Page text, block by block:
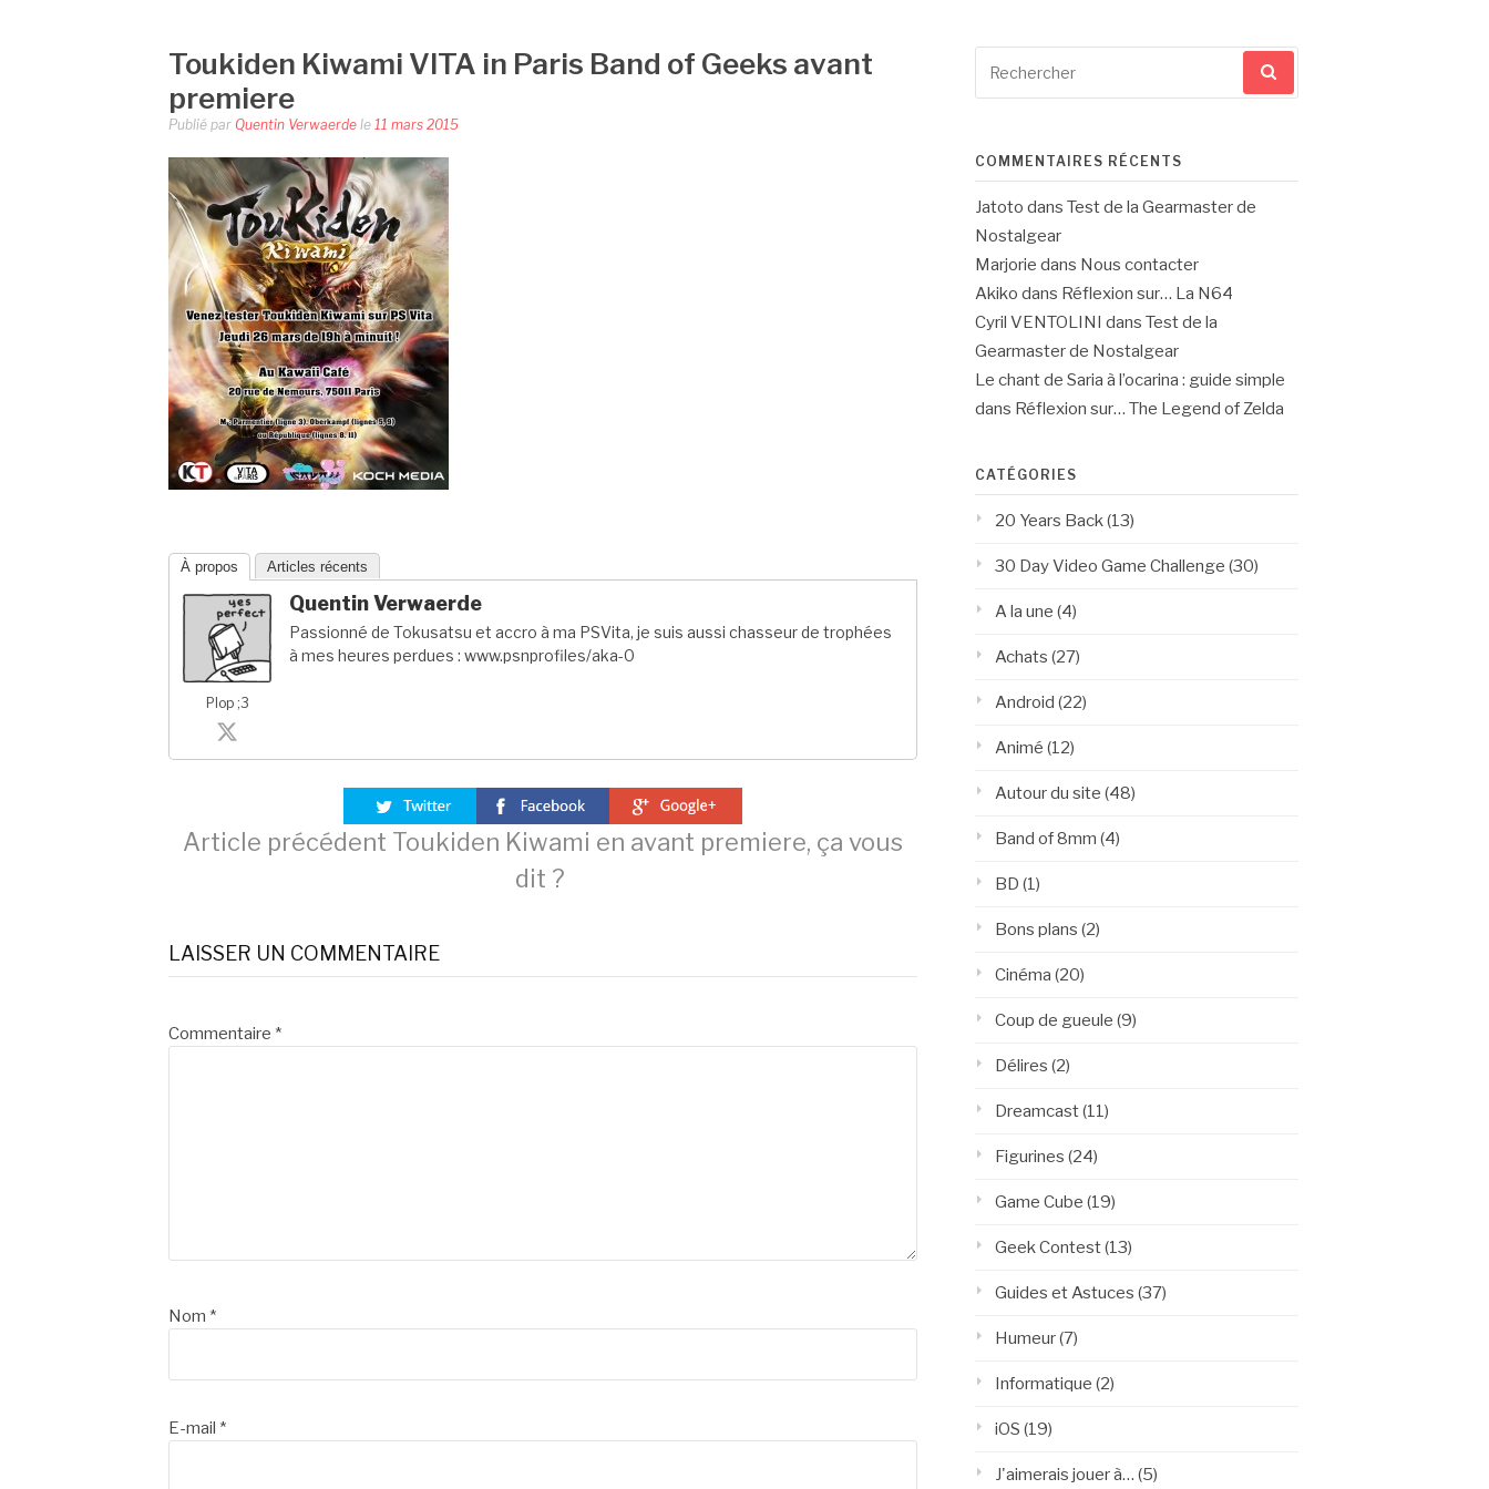
Toukiden Kiwami VITA in Paris Band of Geeks avant
premiere
Publié par Quentin Verwaerde le 11 mars 2015
À propos Articles récents
Plop ;3
Quentin Verwaerde
Passionné de Tokusatsu et accro à ma PSVita, je suis aussi chasseur de trophées
à mes heures perdues : www.psnprofiles/aka-0
Lire
la
suite
Article précédent Toukiden Kiwami en avant premiere, ça vous
dit ?
LAISSER UN COMMENTAIRE
Commentaire *
Nom *
E-mail *
pour
COMMENTAIRES RÉCENTS
Jatoto dans Test de la Gearmaster de
Nostalgear
Marjorie dans Nous contacter
Akiko dans Réflexion sur… La N64
Cyril VENTOLINI dans Test de la
Gearmaster de Nostalgear
Le chant de Saria à l’ocarina : guide simple
dans Réflexion sur… The Legend of Zelda
CATÉGORIES
20 Years Back (13)
30 Day Video Game Challenge (30)
A la une (4)
Achats (27)
Android (22)
Animé (12)
Autour du site (48)
Band of 8mm (4)
BD (1)
Bons plans (2)
Cinéma (20)
Coup de gueule (9)
Délires (2)
Dreamcast(11)
Figurines (24)
Game Cube (19)
Geek Contest(13)
Guides et Astuces (37)
Humeur(7)
Informatique (2)
iOS (19)
J'aimerais jouer à… (5)